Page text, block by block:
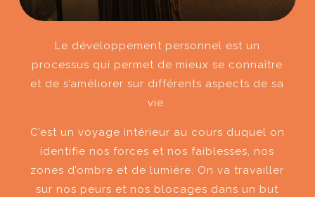
Le développement personnel est un
processus qui permet de mieux se connaître
et de s’améliorer sur différents aspects de sa
vie.
C’est un voyage intérieur au cours duquel on
identifie nos forces et nos faiblesses, nos
zones d’ombre et de lumière. On va travailler
sur nos peurs et nos blocages dans un but